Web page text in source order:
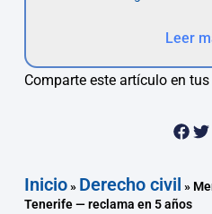
Leer
Comparte este artículo en
Inicio» Derecho civil »
Tenerife — reclama en 5 años